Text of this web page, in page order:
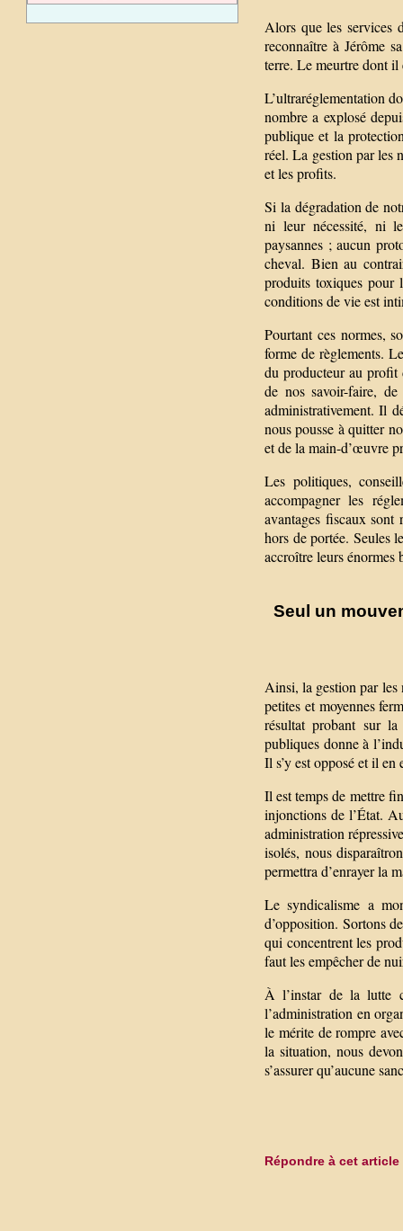
Alors que les services
reconnaître à Jérôme
terre. Le meurtre dont il
L’ultraréglementation
nombre a explosé
publique et la
réel. La gestion par les
et les profits.
Si la dégradation de
ni leur nécessité, ni
paysannes ; aucun
cheval. Bien au
produits toxiques pour
conditions de vie est
Pourtant ces normes,
forme de règlements.
du producteur au profit
de nos savoir-faire,
administrativement. Il
nous pousse à quitter
et de la main-d’œuvre
Les politiques,
accompagner les
avantages fiscaux sont
hors de portée. Seules
accroître leurs
Seul un
Ainsi, la gestion par les
petites et moyennes
résultat probant sur la
publiques donne à
Il s’y est opposé et il en
Il est temps de mettre
injonctions de l’État.
administration
isolés, nous
permettra d’enrayer la
Le syndicalisme a
d’opposition. Sortons
qui concentrent les
faut les empêcher de
À l’instar de la lutte
l’administration en
le mérite de rompre
la situation, nous
s’assurer qu’aucune
Répondre à cet article